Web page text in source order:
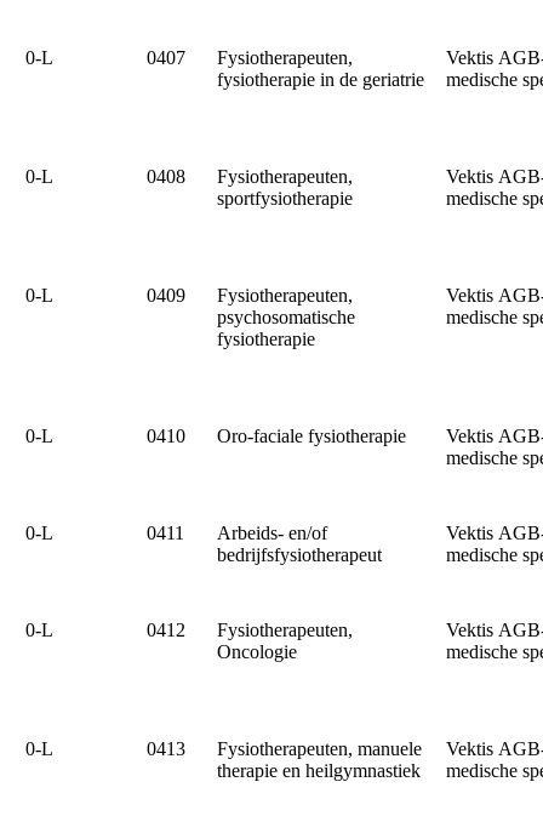
0‑L 0407
Fysiotherapeuten,
fysiotherapie in de geriatrie
Vektis
medische
0‑L 0408
Fysiotherapeuten,
sportfysiotherapie
Vektis
medische
0‑L 0409
Fysiotherapeuten,
psychosomatische
fysiotherapie
Vektis
medische
0‑L 0410 Oro-faciale fysiotherapie
Vektis
medische
0‑L 0411
Arbeids- en/of
bedrijfsfysiotherapeut
Vektis
medische
0‑L 0412
Fysiotherapeuten,
Oncologie
Vektis
medische
0‑L 0413
Fysiotherapeuten, manuele
therapie en heilgymnastiek
Vektis
medische